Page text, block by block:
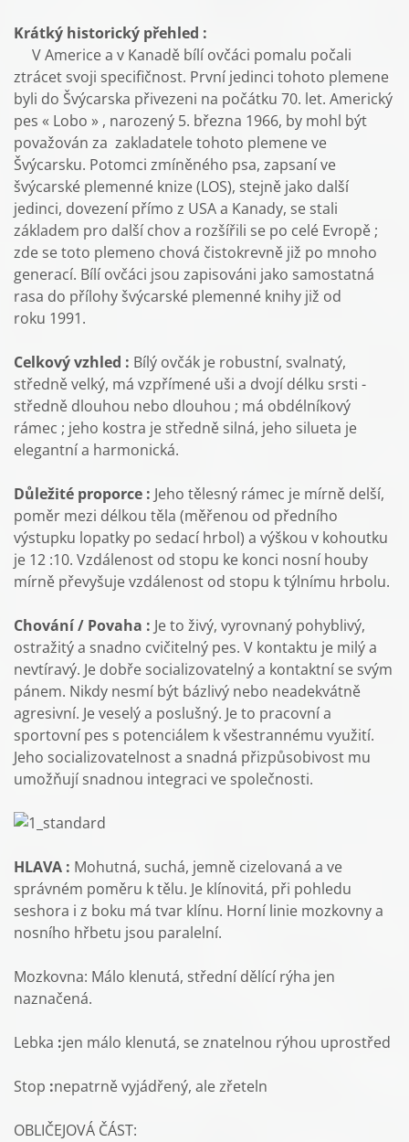
Krátký historický přehled :
V Americe a v Kanadě bílí ovčáci pomalu počali
ztrácet svoji specifičnost. První jedinci tohoto plemene
byli do Švýcarska přivezeni na počátku 70. let. Americký
pes « Lobo » , narozený 5. března 1966, by mohl být
považován za zakladatele tohoto plemene ve
Švýcarsku. Potomci zmíněného psa, zapsaní ve
švýcarské plemenné knize (LOS), stejně jako další
jedinci, dovezení přímo z USA a Kanady, se stali
základem pro další chov a rozšířili se po celé Evropě ;
zde se toto plemeno chová čistokrevně již po mnoho
generací. Bílí ovčáci jsou zapisováni jako samostatná
rasa do přílohy švýcarské plemenné knihy již od
roku 1991.
Celkový vzhled : Bílý ovčák je robustní, svalnatý,
středně velký, má vzpřímené uši a dvojí délku srsti -
středně dlouhou nebo dlouhou ; má obdélníkový
rámec ; jeho kostra je středně silná, jeho silueta je
elegantní a harmonická.
Důležité proporce : Jeho tělesný rámec je mírně delší,
poměr mezi délkou těla (měřenou od předního
výstupku lopatky po sedací hrbol) a výškou v kohoutku
je 12 :10. Vzdálenost od stopu ke konci nosní houby
mírně převyšuje vzdálenost od stopu k týlnímu hrbolu.
Chování / Povaha : Je to živý, vyrovnaný pohyblivý,
ostražitý a snadno cvičitelný pes. V kontaktu je milý a
nevtíravý. Je dobře socializovatelný a kontaktní se svým
pánem. Nikdy nesmí být bázlivý nebo neadekvátně
agresivní. Je veselý a poslušný. Je to pracovní a
sportovní pes s potenciálem k všestrannému využití.
Jeho socializovatelnost a snadná přizpůsobivost mu
umožňují snadnou integraci ve společnosti.
HLAVA : Mohutná, suchá, jemně cizelovaná a ve
správném poměru k tělu. Je klínovitá, při pohledu
seshora i z boku má tvar klínu. Horní linie mozkovny a
nosního hřbetu jsou paralelní.
Mozkovna: Málo klenutá, střední dělící rýha jen
naznačená.
Lebka :jen málo klenutá, se znatelnou rýhou uprostřed
Stop :nepatrně vyjádřený, ale zřeteln
OBLIČEJOVÁ ČÁST: